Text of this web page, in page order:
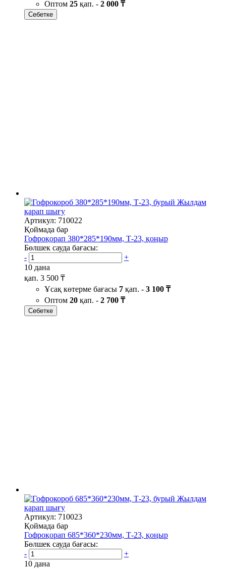
Оптом 25 қап. - 2 000 ₸
Себетке
Жылдам
қарап шығу
Артикул: 710022
Қоймада бар
Гофроқорап 380*285*190мм, Т-23, қоңыр
Бөлшек сауда бағасы:
-
+
10 дана
қап. 3 500 ₸
Ұсақ көтерме бағасы 7 қап. - 3 100 ₸
Оптом 20 қап. - 2 700 ₸
Себетке
Жылдам
қарап шығу
Артикул: 710023
Қоймада бар
Гофроқорап 685*360*230мм, Т-23, қоңыр
Бөлшек сауда бағасы:
-
+
10 дана